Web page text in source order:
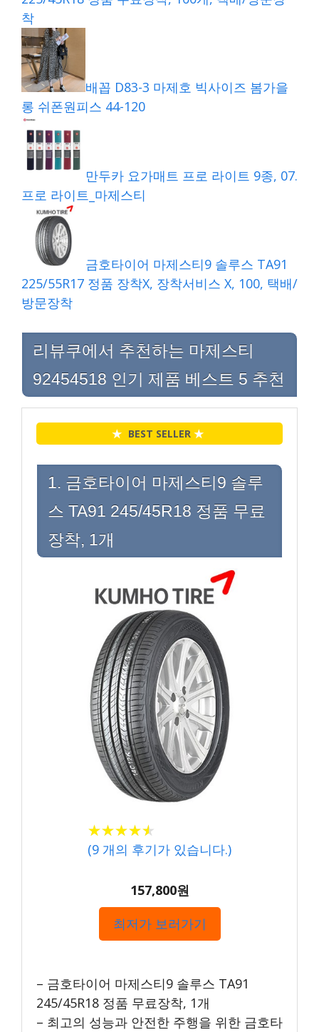
착
배꼽 D83-3 마제호 빅사이즈 봄가을
롱 쉬폰원피스 44-120
만두카 요가매트 프로 라이트 9종, 07.
프로 라이트_마제스티
금호타이어 마제스티9 솔루스 TA91
225/55R17 정품 장착X, 장착서비스 X, 100, 택배/
방문장착
리뷰쿠에서 추천하는 마제스티
92454518 인기 제품 베스트 5 추천
★ BEST SELLER ★
1. 금호타이어 마제스티9 솔루
스 TA91 245/45R18 정품 무료
장착, 1개
★★★★★
★★★★★
(9 개의 후기가 있습니다.)
157,800원
최저가 보러가기
– 금호타이어 마제스티9 솔루스 TA91
245/45R18 정품 무료장착, 1개
– 최고의 성능과 안전한 주행을 위한 금호타